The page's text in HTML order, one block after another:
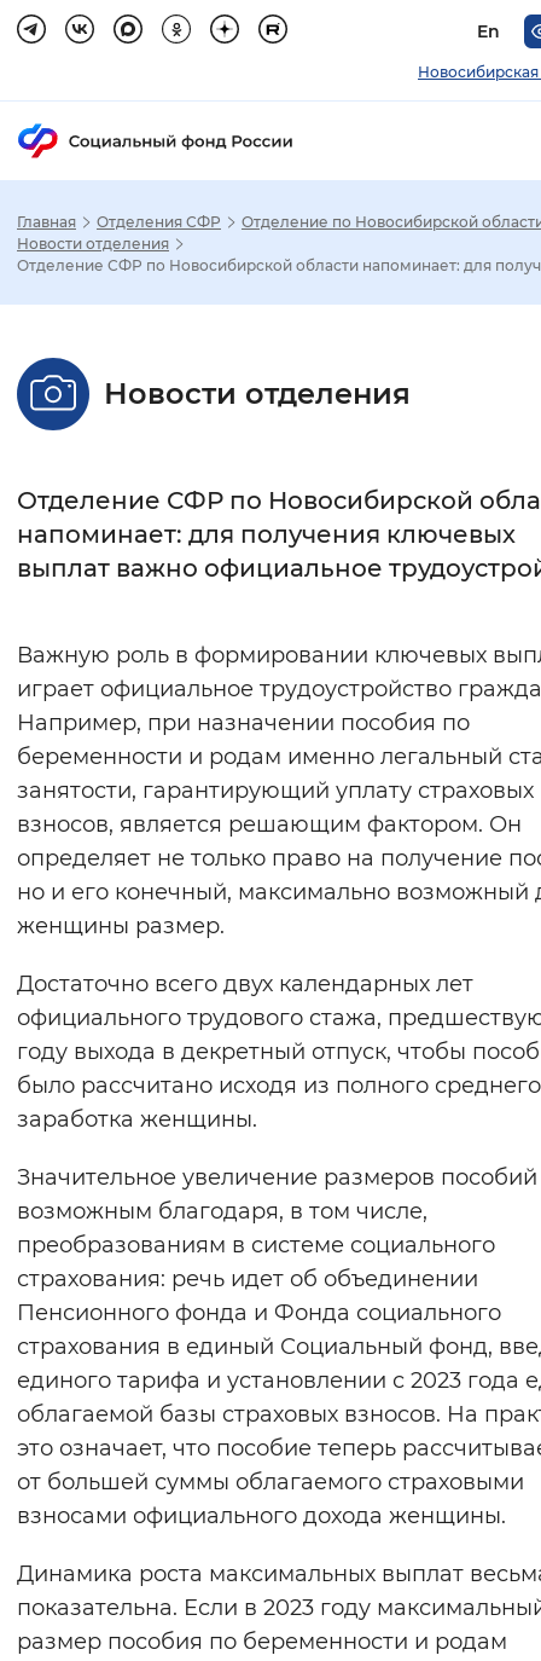
En
Новосибирская
Настройка режима отображения
Стандартный Увеличенный
Интервал между буквами
Цвет сайта
Инверсивный
Синий фон
Изображения
Включены Выключены
Воспроизвести Остановить
Вернуть стандартные настройки
Главная Отделения СФР
Отделение по Новосибирской
Новости отделения
Отделение СФР по Новосибирской области напоминает: для
Новости отделения
Отделение СФР по Новосибирской
напоминает: для получения ключевых
выплат важно официальное
Важную роль в формировании ключевых
играет официальное трудоустройство
Например, при назначении пособия по
беременности и родам именно легальный
занятости, гарантирующий уплату страховых
взносов, является решающим фактором. Он
определяет не только право на получение
но и его конечный, максимально возможный
женщины размер.
Достаточно всего двух календарных лет
официального трудового стажа,
году выхода в декретный отпуск, чтобы
было рассчитано исходя из полного среднего
заработка женщины.
Значительное увеличение размеров пособий
возможным благодаря, в том числе,
преобразованиям в системе социального
страхования: речь идет об объединении
Пенсионного фонда и Фонда социального
страхования в единый Социальный фонд,
единого тарифа и установлении с 2023 года
облагаемой базы страховых взносов. На
это означает, что пособие теперь
от большей суммы облагаемого страховыми
взносами официального дохода женщины.
Динамика роста максимальных выплат
показательна. Если в 2023 году
размер пособия по беременности и родам